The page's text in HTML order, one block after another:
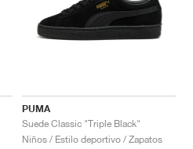
PUMA
Suede Classic "Triple Black"
Niños / Estilo deportivo / Zapatos